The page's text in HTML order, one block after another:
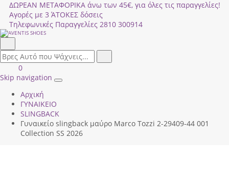
ΔΩΡΕΑΝ ΜΕΤΑΦΟΡΙΚΑ άνω των 45€, για όλες τις παραγγελίες!
Αγορές με 3 ΆΤΟΚΕΣ δόσεις
Τηλεφωνικές Παραγγελίες 2810 300914
field.search
Είσοδος
|
ΚΑΛΑΘΙ
ΑΓΟΡΩΝ
0
Skip navigation
Toggle
Αρχική
ΓΥΝΑΙΚΕΙΟ
SLINGBACK
Γυναικείο slingback μαύρο Marco Tozzi 2-29409-44 001
Collection SS 2026